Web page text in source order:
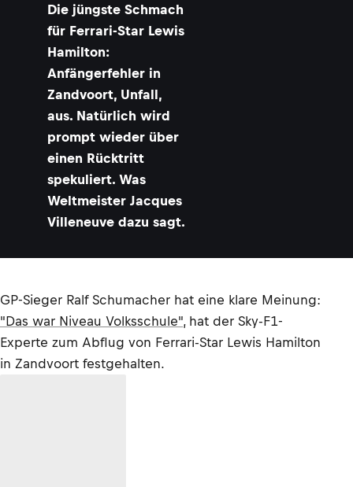
​Die jüngste Schmach
für Ferrari-Star Lewis
Hamilton:
Anfängerfehler in
Zandvoort, Unfall,
aus. Natürlich wird
prompt wieder über
einen Rücktritt
spekuliert. Was
Weltmeister Jacques
Villeneuve dazu sagt.
GP-Sieger Ralf Schumacher hat eine klare Meinung:
"Das war Niveau Volksschule", hat der Sky-F1-
Experte zum Abflug von Ferrari-Star Lewis Hamilton
in Zandvoort festgehalten.